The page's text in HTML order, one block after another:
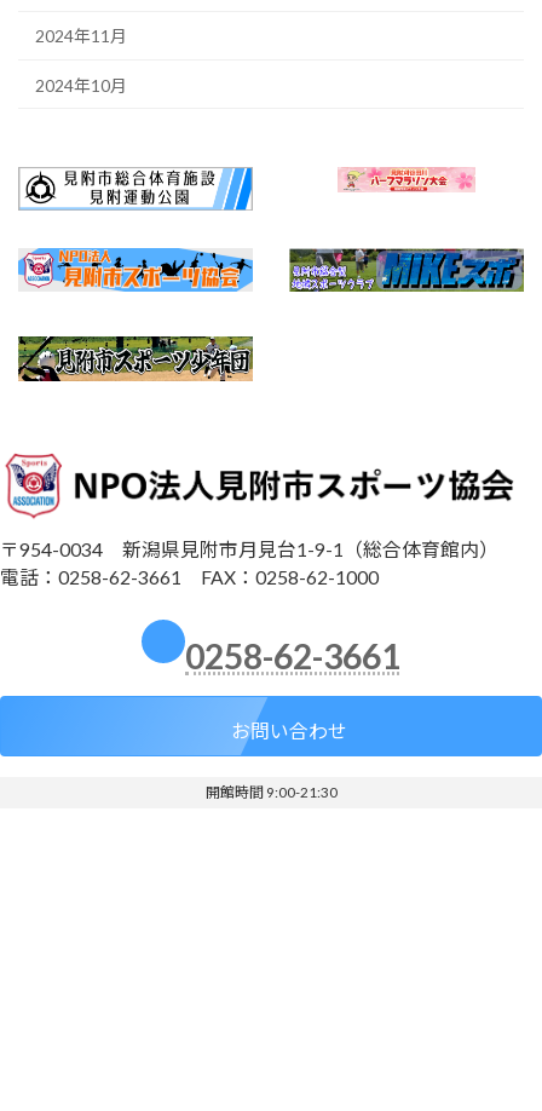
2024年11月
2024年10月
〒954-0034 新潟県見附市月見台1-9-1（総合体育館内）
電話：0258-62-3661 FAX：0258-62-1000
0258-62-3661
お問い合わせ
開館時間 9:00-21:30